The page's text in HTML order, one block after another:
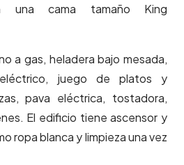
una cama tamaño King
a gas, heladera bajo mesada,
eléctrico, juego de platos y
pava eléctrica, tostadora,
El edificio tiene ascensor y
ropa blanca y limpieza una vez